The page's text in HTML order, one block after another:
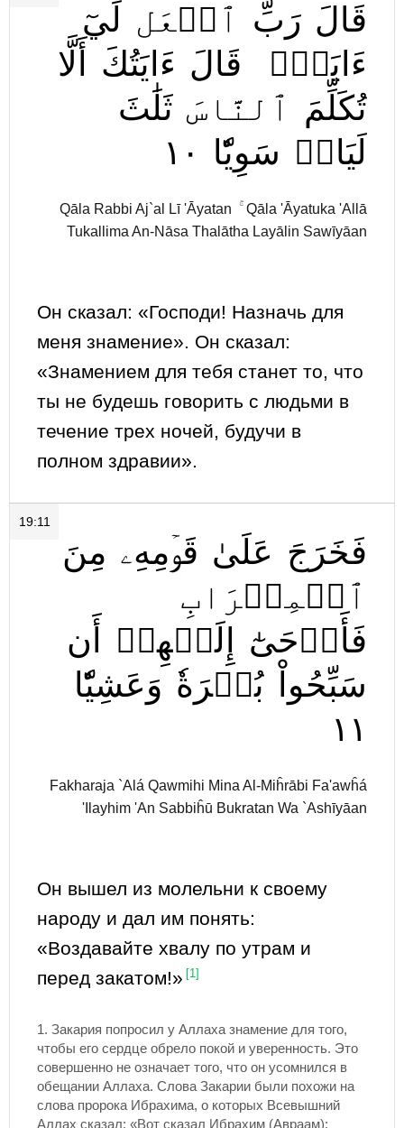
قَالَ رَبِّ ٱجۡعَل لِّيٓ
ءَايَةٗۖ
قَالَ ءَايَتُكَ
أَلَّا
تُكَلِّمَ ٱلنَّاسَ ثَلَٰثَ
لَيَالٖ سَوِيّٗا ١٠
Qāla Rabbi Aj`al Lī 'Āyatan ۚ Qāla 'Āyatuka 'Allā
Tukallima An-Nāsa Thalātha Layālin Sawīyāan
Он сказал: «Господи! Назначь для
меня знамение». Он сказал:
«Знамением для тебя станет то, что
ты не будешь говорить с людьми в
течение трех ночей, будучи в
полном здравии».
19:11
فَخَرَجَ عَلَىٰ قَوۡمِهِۦ مِنَ
ٱلۡمِحۡرَابِ
فَأَوۡحَىٰٓ
إِلَيۡهِمۡ
أَن
سَبِّحُواْ
بُكۡرَةٗ وَعَشِيّٗا
١١
Fakharaja `Alá Qawmihi Mina Al-Miĥrābi Fa'awĥá
'Ilayhim 'An Sabbiĥū Bukratan Wa `Ashīyāan
Он вышел из молельни к своему
народу и дал им понять:
«Воздавайте хвалу по утрам и
перед закатом!»
[1]
1. Закария попросил у Аллаха знамение для того,
чтобы его сердце обрело покой и уверенность. Это
совершенно не означает того, что он усомнился в
обещании Аллаха. Слова Закарии были похожи на
слова пророка Ибрахима, о которых Всевышний
Аллах сказал: «Вот сказал Ибрахим (Авраам):